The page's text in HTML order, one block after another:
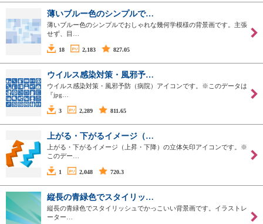
薄いブルー色のシンプルで…
薄いブルー色のシンプルでおしゃれな幾何学模様の背景画です。主張
せず、目…
18 2,183 827.05
ウイルス感染対策・風邪予…
ウイルス感染対策・風邪予防（病院）アイコンです。※このデータは
『jpg…
3 2,289 811.65
上がる・下がるイメージ（…
上がる・下がるイメージ（上昇・下降）の立体矢印アイコンです。※
このデー…
1 2,048 720.3
縦長の青緑色でスタイリッ…
縦長の青緑色でスタイリッシュでかっこいい背景画です。イラストレ
ーター…